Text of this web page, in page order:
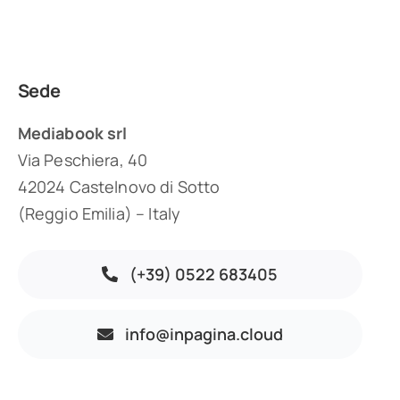
Sede
Mediabook srl
Via Peschiera, 40
42024 Castelnovo di Sotto
(Reggio Emilia) – Italy
(+39) 0522 683405
info@inpagina.cloud